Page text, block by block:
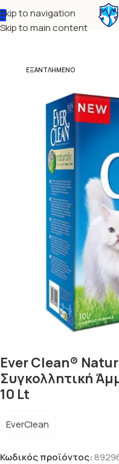
Skip to navigation
Skip to main content
Αρχική σελίδα Γάτα Άμμοι
ΕΞΑΝΤΛΗΜΈΝΟ
Ever Clean®
Συγκολλητική
10 Lt
EverClean
Κωδικός προϊόντος: